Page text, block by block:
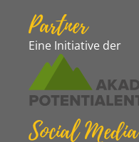
Partner
Eine Initiative der
Social Media